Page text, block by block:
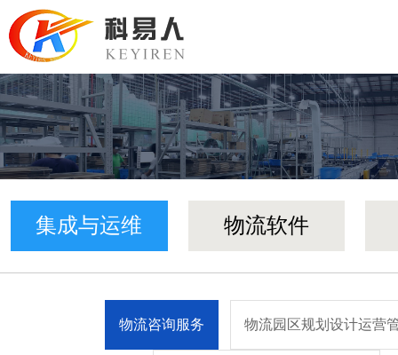
集成与运维 物流软件
物流咨询服务 物流园区规划设计运营